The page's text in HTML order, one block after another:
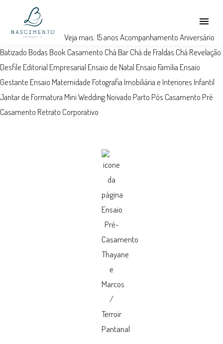
menu
Veja mais:15 anos AcompanhamentoAniversário
Batizado Bodas Book Casamento Chá BarChá de Fraldas Chá Revelação
Desfile Editorial Empresarial Ensaio de Natal Ensaio Família Ensaio
Gestante Ensaio Maternidade Fotografia Imobiliária e Interiores Infantil
Jantar de Formatura Mini WeddingNoivado Parto Pós Casamento Pré
Casamento Retrato Corporativo